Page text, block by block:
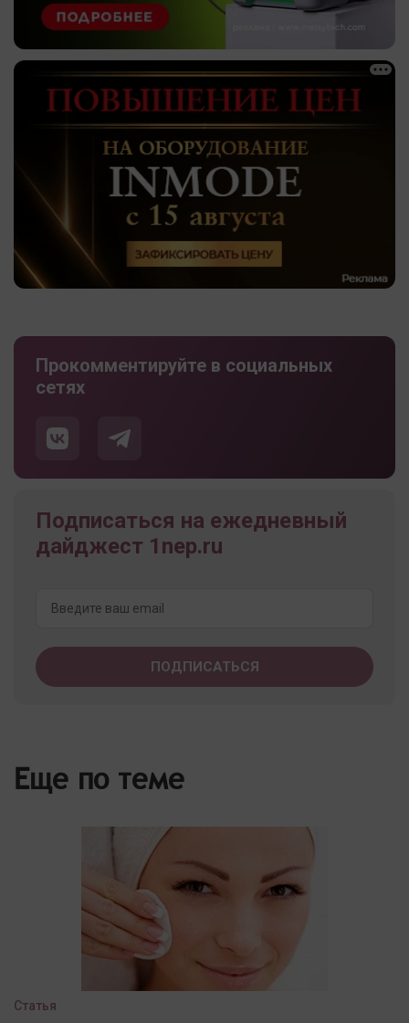
Прокомментируйте в социальных
сетях
Подписаться на ежедневный
дайджест 1nep.ru
Еще по теме
Статья